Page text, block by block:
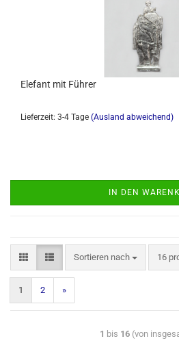
Elefant mit Führer
Lieferzeit: 3-4 Tage (Ausland abweichend)
IN DEN
Sortieren nach 16
1 2 »
1 bis 16 (von